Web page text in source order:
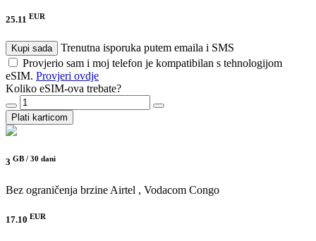
25.11 EUR
Kupi sada
Trenutna isporuka putem emaila i SMS
Provjerio sam i moj telefon je kompatibilan s tehnologijom
eSIM. Provjeri ovdje
Koliko eSIM-ova trebate?
Plati karticom
3 GB / 30 dani
Bez ograničenja brzine Airtel , Vodacom Congo
17.10 EUR